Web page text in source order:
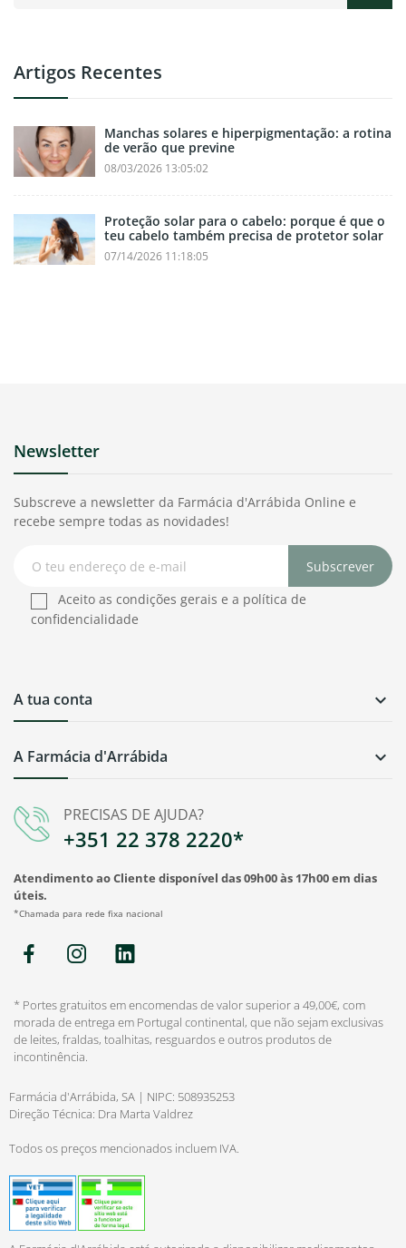
Artigos Recentes
Manchas solares e hiperpigmentação: a rotina
de verão que previne
08/03/2026 13:05:02
Proteção solar para o cabelo: porque é que o
teu cabelo também precisa de protetor solar
07/14/2026 11:18:05
PRECISAS DE AJUDA?
+351 22 378 2220*
Atendimento ao Cliente disponível das 09h00 às 17h00 em dias
úteis.
*Chamada para rede fixa nacional
A Farmácia d'Arrábida 
A tua conta 
Newsletter
Subscreve a newsletter da Farmácia d'Arrábida Online e
recebe sempre todas as novidades!
Subscrever
Aceito as condições gerais e a política de
confidencialidade
* Portes gratuitos em encomendas de valor superior a 49,00€, com
morada de entrega em Portugal continental, que não sejam exclusivas
de leites, fraldas, toalhitas, resguardos e outros produtos de
incontinência.
Farmácia d'Arrábida, SA | NIPC: 508935253
Direção Técnica: Dra Marta Valdrez
Todos os preços mencionados incluem IVA.